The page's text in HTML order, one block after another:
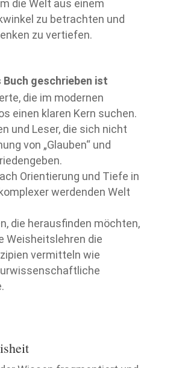
die Welt aus einem
zu betrachten und
zu vertiefen.
Buch geschrieben ist
die im modernen
einen klaren Kern suchen.
und Leser, die sich nicht
von „Glauben“ und
Orientierung und Tiefe in
werdenden Welt
die herausfinden möchten,
Weisheitslehren die
vermitteln wie